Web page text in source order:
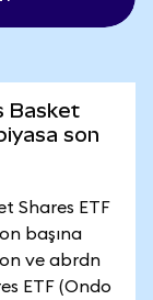
Basket
son
Shares ETF
başına
ve abrdn
ETF (Ondo